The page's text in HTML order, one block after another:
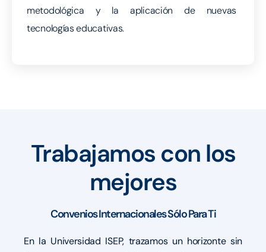
metodológica y la aplicación de nuevas
tecnologías educativas.
Trabajamos con los
mejores
Convenios Internacionales Sólo Para Ti
En la Universidad ISEP, trazamos un horizonte sin